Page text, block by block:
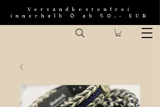
Versandkostenfrei
innerhalb Ö ab 50.- EUR